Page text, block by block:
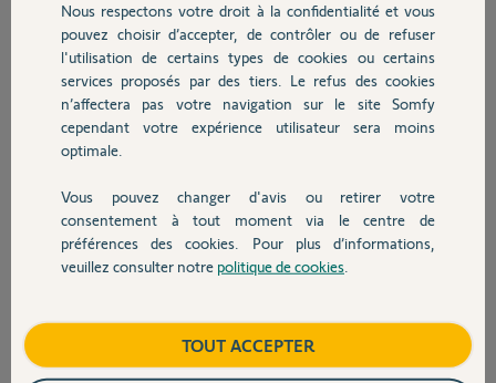
Chauffage
Autres produits
Devis avec un pro
Contact
carte IP est 09-12
Merci.
En PJ la photo de la carte IP.
Christophe T.
il y a environ 9 ans
Participer au fil de discussion
est-ce que ça a déjà fonctionné correctement.
N'avez-vous rien changé dans votre environnement informatique local
Avez-vous essayé de réinitialiser le module IP ?
Nous respectons votre droit à la confidentialité et vous
pouvez choisir d’accepter, de contrôler ou de refuser
l'utilisation de certains types de cookies ou certains
services proposés par des tiers. Le refus des cookies
n’affectera pas votre navigation sur le site Somfy
cependant votre expérience utilisateur sera moins
optimale.
Vous pouvez changer d'avis ou retirer votre
consentement à tout moment via le centre de
préférences des cookies. Pour plus d’informations,
veuillez consulter notre politique de cookies
TOUT ACCEPTER